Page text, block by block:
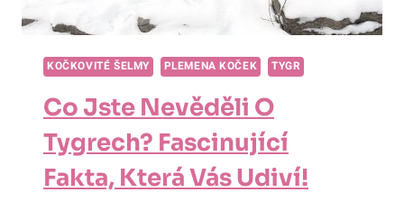
KOČKOVITÉ ŠELMY PLEMENA KOČEK TYGR
Co Jste Nevěděli O
Tygrech? Fascinující
Fakta, Která Vás Udiví!